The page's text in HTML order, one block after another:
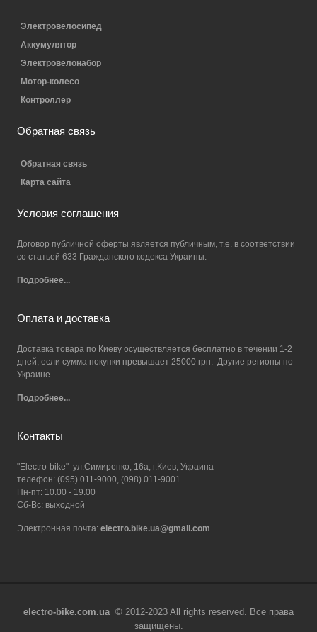
Электровелосипед
Аккумулятор
Электровелонабор
Мотор-колесо
Контроллер
Обратная связь
Обратная связь
Карта сайта
Условия соглашения
Договор публичной оферты является публичным, т.е. в соответствии
со статьей 633 Гражданского кодекса Украины.
Подробнее...
Оплата и доставка
Доставка товара по Киеву осуществляется бесплатно в течении 1-2
дней, если сумма покупки превышает 25000 грн. Другие регионы по
Украине
Подробнее...
Контакты
"Electro-bike" ул.Симиренко, 16а, г.Киев, Украина
телефон: (095) 011-9000, (098) 011-9001
Пн-пт: 10.00 - 19.00
Сб-Вс: выходной
Электронная почта: electro.bike.ua@gmail.com
electro-bike.com.ua © 2012-2023 All rights reserved. Все права
защищены.